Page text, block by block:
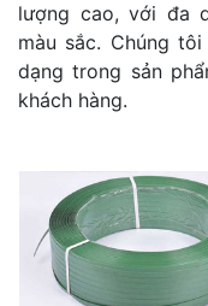
lượng cao, với đa
màu sắc. Chúng
dạng trong sản
khách hàng.